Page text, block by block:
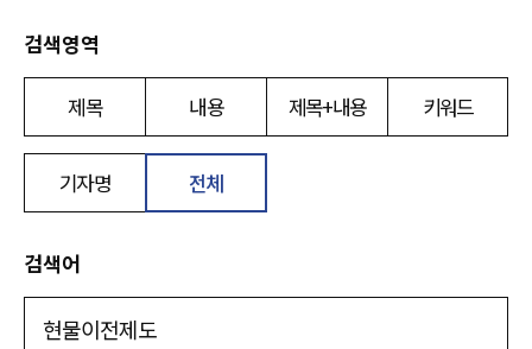
검색영역
제목 내용 제목+내용 키워드
기자명 전체
검색어